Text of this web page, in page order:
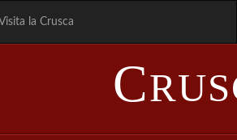
Visita la Crusca
C